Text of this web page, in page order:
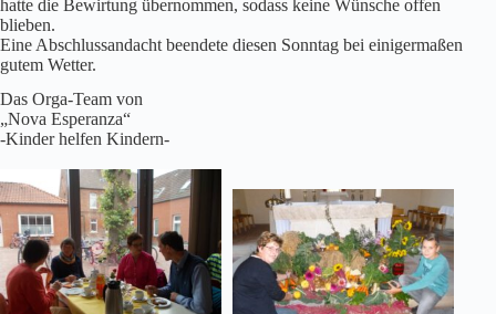
hatte die Bewirtung übernommen, sodass keine Wünsche offen
blieben.
Eine Abschlussandacht beendete diesen Sonntag bei einigermaßen
gutem Wetter.
Das Orga-Team von
„Nova Esperanza“
-Kinder helfen Kindern-